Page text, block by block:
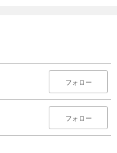
フォロー
フォロー